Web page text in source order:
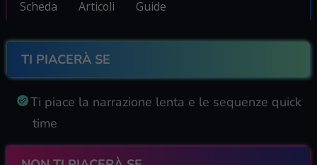
Scheda Articoli Guide
TI PIACERÀ SE
Ti piace la narrazione lenta e le sequenze quick
time